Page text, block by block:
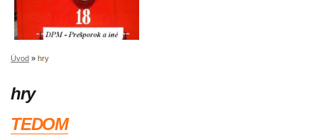
Úvod » hry
hry
TEDOM